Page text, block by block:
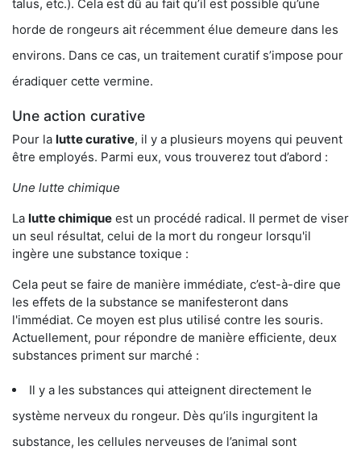
talus, etc.). Cela est dû au fait qu’il est possible qu’une
horde de rongeurs ait récemment élue demeure dans les
environs. Dans ce cas, un traitement curatif s’impose pour
éradiquer cette vermine.
Une action curative
Pour la lutte curative, il y a plusieurs moyens qui peuvent
être employés. Parmi eux, vous trouverez tout d’abord :
Une lutte chimique
La lutte chimique est un procédé radical. Il permet de viser
un seul résultat, celui de la mort du rongeur lorsqu'il
ingère une substance toxique :
Cela peut se faire de manière immédiate, c’est-à-dire que
les effets de la substance se manifesteront dans
l'immédiat. Ce moyen est plus utilisé contre les souris.
Actuellement, pour répondre de manière efficiente, deux
substances priment sur marché :
Il y a les substances qui atteignent directement le
système nerveux du rongeur. Dès qu’ils ingurgitent la
substance, les cellules nerveuses de l’animal sont